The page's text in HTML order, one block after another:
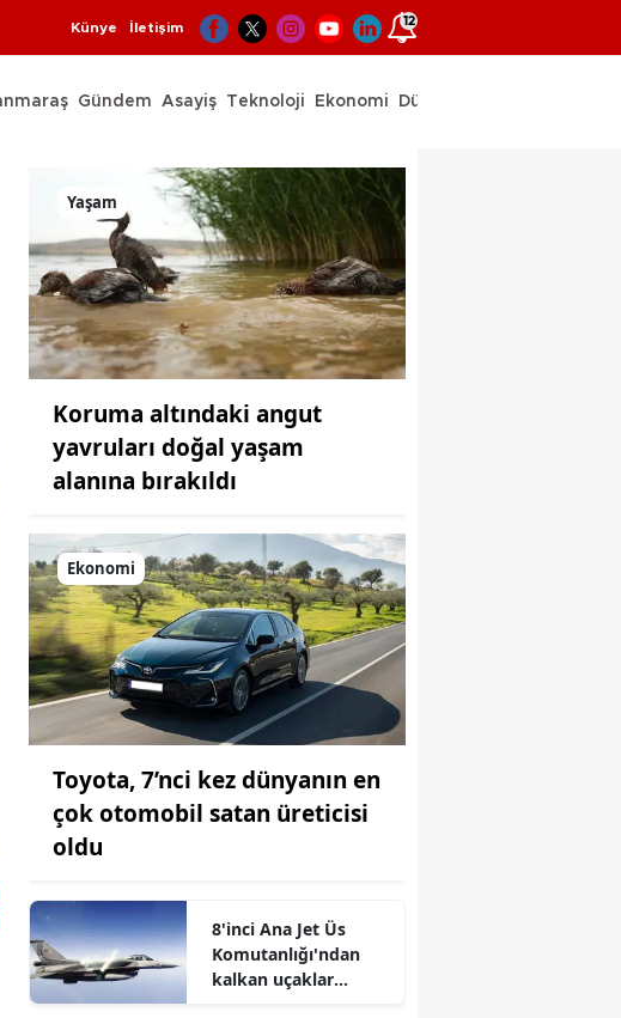
Künye İletişim 12
Gündem Asayiş Teknoloji Ekonomi Dünya
Gönder
Yaşam
Koruma altındaki angut
yavruları doğal yaşam
alanına bırakıldı
Ekonomi
Toyota, 7’nci kez dünyanın en
çok otomobil satan üreticisi
oldu
8'inci Ana Jet Üs
Komutanlığı'ndan
kalkan uçaklar